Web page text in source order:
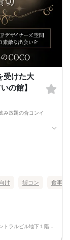
受けた大
の館】
み放題の合コンイ
験して頂けます♪
間で素敵な出会
でBIG合コン
け 街コン 食事あ